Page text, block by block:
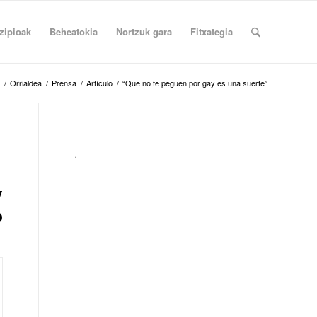
Beheatokia Nortzuk gara Fitxategia
/ Orrialdea / Prensa / Artículo / “Que no te peguen por gay es una suerte”
.